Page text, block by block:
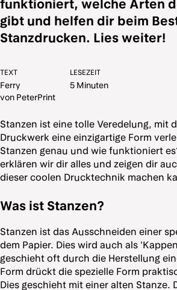
funktioniert, welche Arten
gibt und helfen dir beim
Stanzdrucken. Lies weiter!
TEXT
Ferry
von PeterPrint
LESEZEIT
5 Minuten
Stanzen ist eine tolle Veredelung, mit
Druckwerk eine einzigartige Form
Stanzen genau und wie funktioniert
erklären wir dir alles und zeigen dir
dieser coolen Drucktechnik machen
Was ist Stanzen?
Stanzen ist das Ausschneiden einer
dem Papier. Dies wird auch als
geschieht oft durch die Herstellung
Form drückt die spezielle Form
Dies geschieht mit einer alten Stanze.